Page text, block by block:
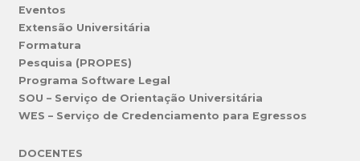
Eventos
Extensão Universitária
Formatura
Pesquisa (PROPES)
Programa Software Legal
SOU – Serviço de Orientação Universitária
WES – Serviço de Credenciamento para Egressos
DOCENTES